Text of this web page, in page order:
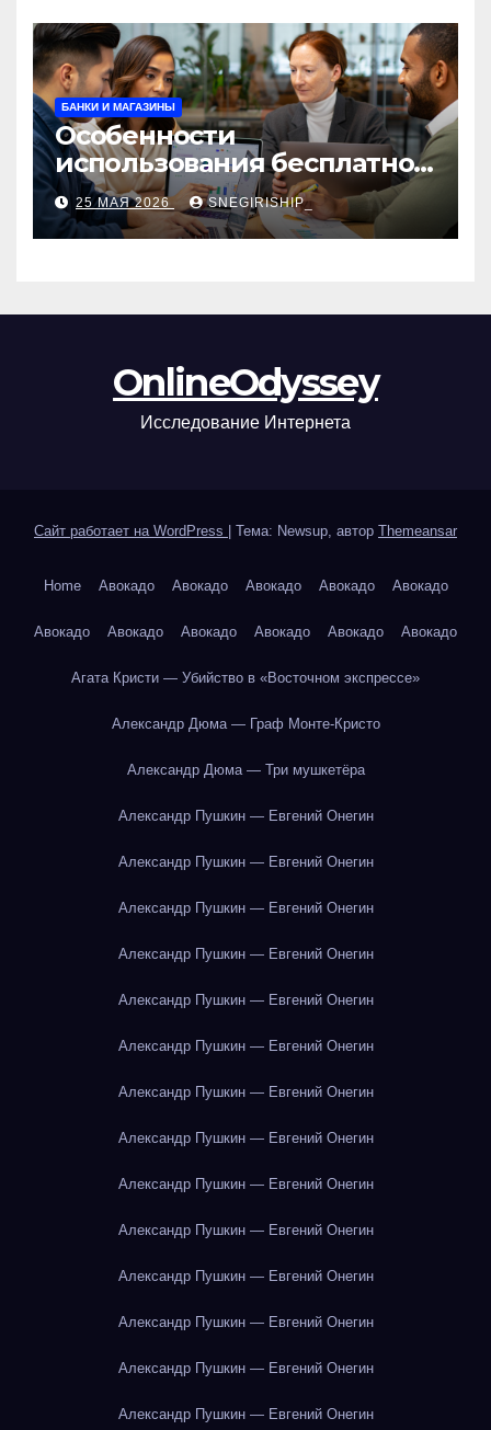
БАНКИ И МАГАЗИНЫ
Особенности
использования бесплатной
версии программ для
автоматизации и
управления предприятием
25 МАЯ 2026 SNEGIRISHIP_
OnlineOdyssey
Исследование Интернета
Сайт работает на WordPress Тема: Newsup, автор Themeansar
Home Авокадо Авокадо Авокадо Авокадо Авокадо
Авокадо Авокадо Авокадо Авокадо Авокадо Авокадо
Агата Кристи — Убийство в «Восточном экспрессе»
Александр Дюма — Граф Монте-Кристо
Александр Дюма — Три мушкетёра
Александр Пушкин — Евгений Онегин
Александр Пушкин — Евгений Онегин
Александр Пушкин — Евгений Онегин
Александр Пушкин — Евгений Онегин
Александр Пушкин — Евгений Онегин
Александр Пушкин — Евгений Онегин
Александр Пушкин — Евгений Онегин
Александр Пушкин — Евгений Онегин
Александр Пушкин — Евгений Онегин
Александр Пушкин — Евгений Онегин
Александр Пушкин — Евгений Онегин
Александр Пушкин — Евгений Онегин
Александр Пушкин — Евгений Онегин
Александр Пушкин — Евгений Онегин